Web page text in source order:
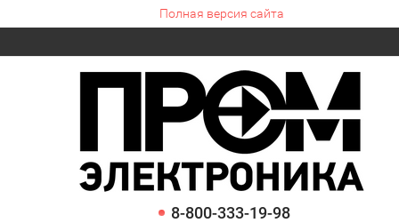
Полная версия сайта
8-800-333-19-98